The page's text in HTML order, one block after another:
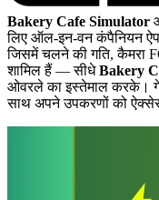
Bakery Cafe Simulator
लिए ऑल-इन-वन कंपैनियन
जिसमें चलने की गति, कैमरा
शामिल हैं — सीधेBakery
ओवरले का इस्तेमाल करके।
साथ अपने उपकरणों को